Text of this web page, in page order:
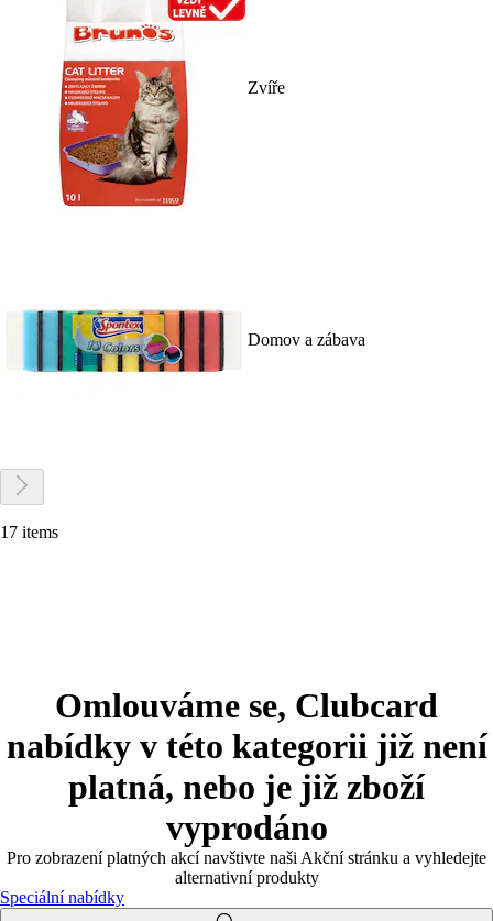
Zvíře
Domov a zábava
17 items
Omlouváme se, Clubcard
nabídky v této kategorii již není
platná, nebo je již zboží
vyprodáno
Pro zobrazení platných akcí navštivte naši Akční stránku a vyhledejte
alternativní produkty
Speciální nabídky